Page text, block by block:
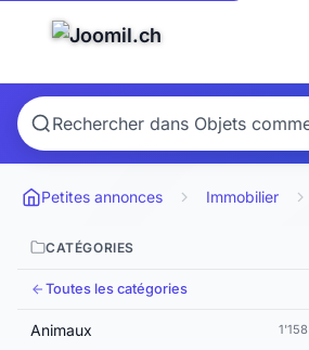
Petites annonces Immobilier
CATÉGORIES
Toutes les catégories
Animaux 1'158